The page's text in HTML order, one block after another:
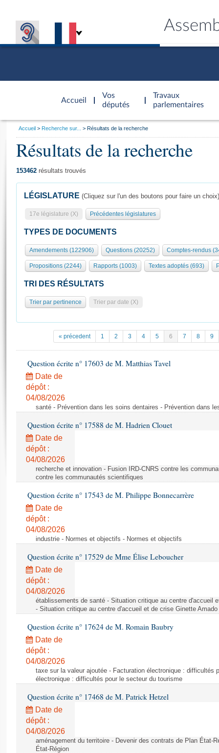
Accueil
d'accueil
Vos
députés
Travaux
parlementaires
Présidence
577 députés
Groupes politiques
Séance publique
Commissions et autres organes
Europe et International
Pétitions
Projets de loi
Propositions de loi
Amendements
Textes adoptés
Rapports d'information
Rapports d'enquête
Rapports législatifs
Baromètre de l’application des lois
Dossiers législatifs
Budget et sécurité sociale
Questions écrites et orales
Comptes rendus des débats
Général
Rôle et pouvoirs de l'Assemblée
Organisation de l'Assemblée
Présidence Conférence des Présidents Bureau Collège des
Statistiques et chiffres clés
Documents de référence
( Constitution | Règlement de l'Assemblée ... )
Histoire
Juniors
Anciennes législatures
Liens vers les sites publics
Visiter l'Assemblée
Visite virtuelle du palais Bourbon
Assister à une séance
La Bibliothèque
Contacts et plan d'accès
Photos libres de droit
Vous
Accueil Recherche sur... Résultats de la recherche
Résultats de la recherche
153462 résultats trouvés
LÉGISLATURE (Cliquez sur l'un des boutons pour faire un choix)
17e législature (X) Précédentes législatures
TYPES DE DOCUMENTS
Amendements (122906) Questions (20252) Comptes-rendus
Propositions (2244) Rapports (1003) Textes adoptés (693)
TRI DES RÉSULTATS
Trier par pertinence Trier par date (X)
« précedent 1 2 3 4 5 6 7 8 9
Question écrite n° 17603 de M. Matthias Tavel
Date de
dépôt :
04/08/2026
santé - Prévention dans les soins dentaires - Prévention dans
Question écrite n° 17588 de M. Hadrien Clouet
Date de
dépôt :
04/08/2026
recherche et innovation - Fusion IRD-CNRS contre les
contre les communautés scientifiques
Question écrite n° 17543 de M. Philippe Bonnecarrère
Date de
dépôt :
04/08/2026
industrie - Normes et objectifs - Normes et objectifs
Question écrite n° 17529 de Mme Élise Leboucher
Date de
dépôt :
04/08/2026
établissements de santé - Situation critique au centre d'accueil
- Situation critique au centre d'accueil et de crise Ginette Amado
Question écrite n° 17624 de M. Romain Baubry
Date de
dépôt :
04/08/2026
taxe sur la valeur ajoutée - Facturation électronique : difficultés
électronique : difficultés pour le secteur du tourisme
Question écrite n° 17468 de M. Patrick Hetzel
Date de
dépôt :
04/08/2026
aménagement du territoire - Devenir des contrats de Plan État-
État-Région